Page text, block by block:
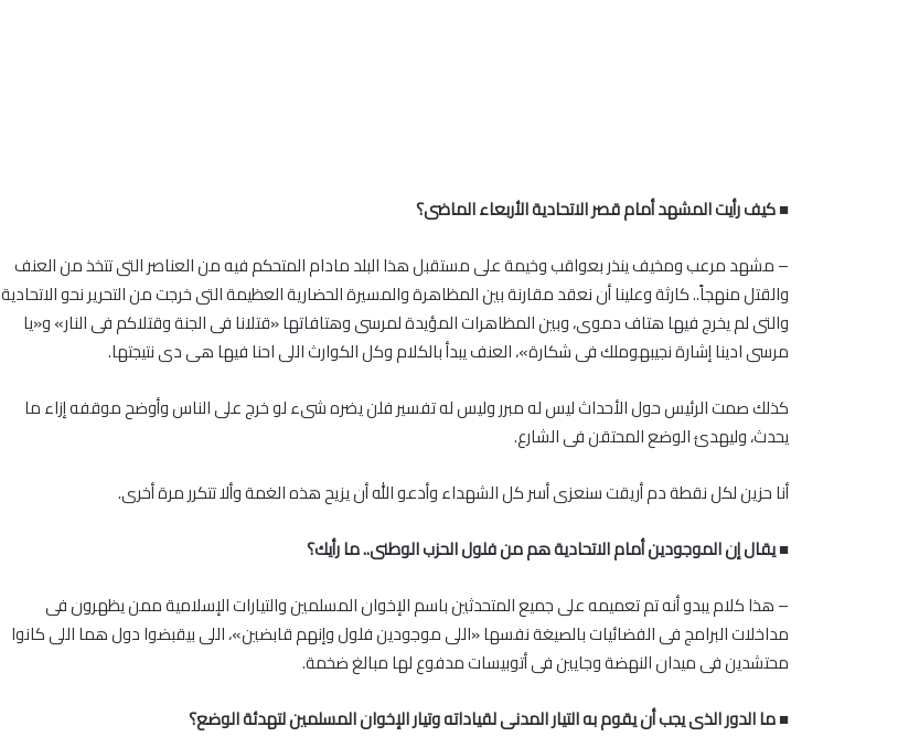
■ كيف رأيت المشهد أمام قصر الاتحادية الأربعاء الماضى؟
– مشهد مرعب ومخيف ينذر بعواقب وخيمة على مستقبل هذا البلد مادام المتحكم فيه من العناصر التى تتخذ من العنف
والقتل منهجاً.. كارثة وعلينا أن نعقد مقارنة بين المظاهرة والمسيرة الحضارية العظيمة التى خرجت من التحرير نحو الاتحادية
والتى لم يخرج فيها هتاف دموى، وبين المظاهرات المؤيدة لمرسى وهتافاتها «قتلانا فى الجنة وقتلاكم فى النار» و«يا
مرسى ادينا إشارة نجيبهوملك فى شكارة»، العنف يبدأ بالكلام وكل الكوارث اللى احنا فيها هى دى نتيجتها.
كذلك صمت الرئيس حول الأحداث ليس له مبرر وليس له تفسير فلن يضره شىء لو خرج على الناس وأوضح موقفه إزاء ما
يحدث، وليهدئ الوضع المحتقن فى الشارع.
أنا حزين لكل نقطة دم أريقت سنعزى أسر كل الشهداء وأدعو الله أن يزيح هذه الغمة وألا تتكرر مرة أخرى.
■ يقال إن الموجودين أمام الاتحادية هم من فلول الحزب الوطنى.. ما رأيك؟
– هذا كلام يبدو أنه تم تعميمه على جميع المتحدثين باسم الإخوان المسلمين والتيارات الإسلامية ممن يظهرون فى
مداخلات البرامج فى الفضائيات بالصيغة نفسها «اللى موجودين فلول وإنهم قابضين»، اللى بيقبضوا دول هما اللى كانوا
محتشدين فى ميدان النهضة وجايين فى أتوبيسات مدفوع لها مبالغ ضخمة.
■ ما الدور الذى يجب أن يقوم به التيار المدنى لقياداته وتيار الإخوان المسلمين لتهدئة الوضع؟